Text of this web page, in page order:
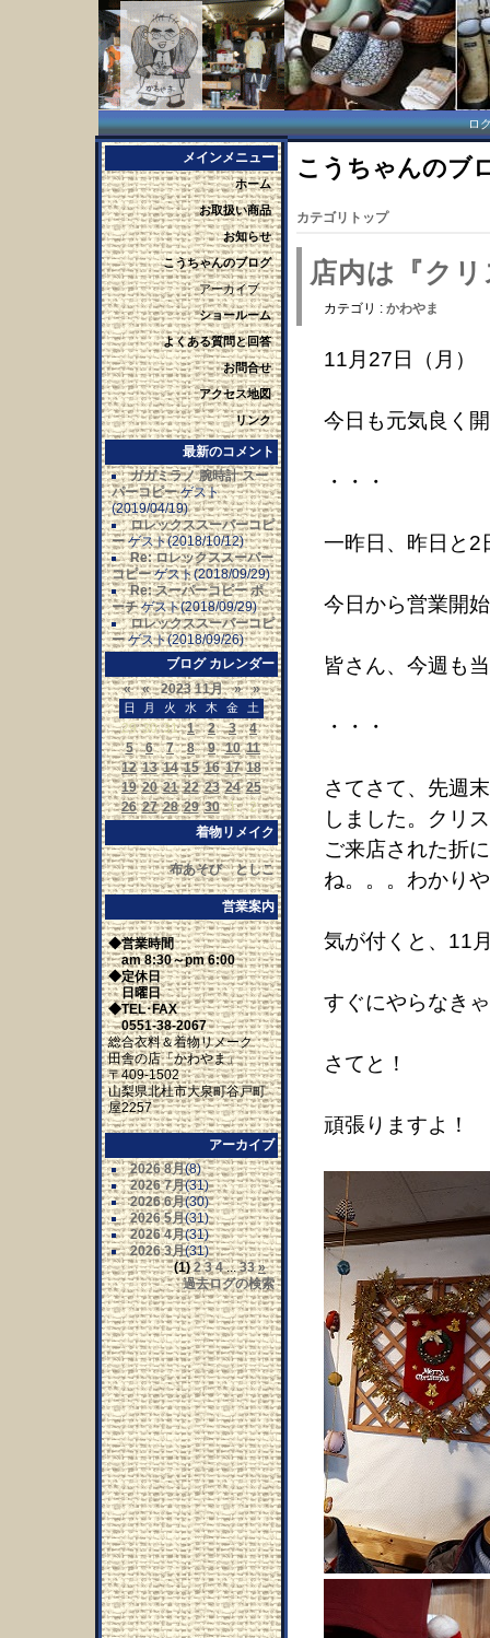
ロ
メインメニュー
ホーム
お取扱い商品
お知らせ
こうちゃんのブログ
アーカイブ
ショールーム
よくある質問と回答
お問合せ
アクセス地図
リンク
最新のコメント
ガガミラノ 腕時計 スー
パーコピー ゲスト
(2019/04/19)
ロレックススーパーコピ
ー ゲスト(2018/10/12)
Re: ロレックススーパー
コピー ゲスト(2018/09/29)
Re: スーパーコピー ポ
ーチ ゲスト(2018/09/29)
ロレックススーパーコピ
ー ゲスト(2018/09/26)
ブログ カレンダー
«
« 2023 11月 » »
日 月 火 水 木 金 土
29 30 31 1 2 3
4
5
6 7 8 9 10 11
12 13 14 15 16 17 18
19 20 21 22 23 24 25
26 27 28 29 30 1
2
着物リメイク
布あそび としこ
営業案内
◆営業時間
am 8:30～pm 6:00
◆定休日
日曜日
◆TEL･FAX
0551-38-2067
総合衣料＆着物リメーク
田舎の店「かわやま」
〒409-1502
山梨県北杜市大泉町谷戸町
屋2257
アーカイブ
2026 8月(8)
2026 7月(31)
2026 6月(30)
2026 5月(31)
2026 4月(31)
2026 3月(31)
(1) 2 3 4...33 »
過去ログの検索
こうちゃんのブ
カテゴリトップ
店内は『ク
カテゴリ : かわやま
11月27日（月）
今日も元気良く
・・・
一昨日、昨日と2
今日から営業開
皆さん、今週も
・・・
さてさて、先週
しました。クリ
ご来店された折
ね。。。わかり
気が付くと、11
すぐにやらなき
さてと！
頑張りますよ！